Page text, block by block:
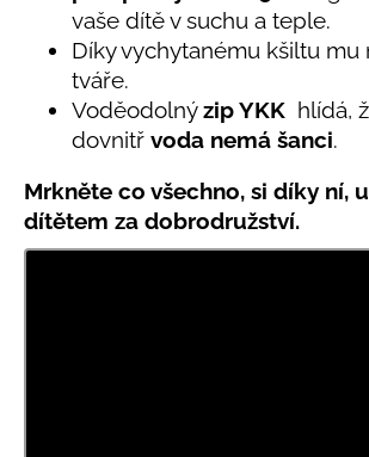
vaše dítě v suchu a teple.
Díky vychytanému kšiltu mu
tváře.
Voděodolnýzip YKK hlídá,
dovnitř voda nemá šanci.
Mrkněte co všechno, si díky ní,
dítětem za dobrodružství.